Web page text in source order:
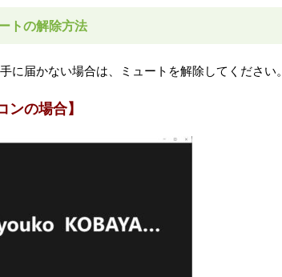
トの解除方法
に届かない場合は、ミュートを解除してください。
ンの場合】